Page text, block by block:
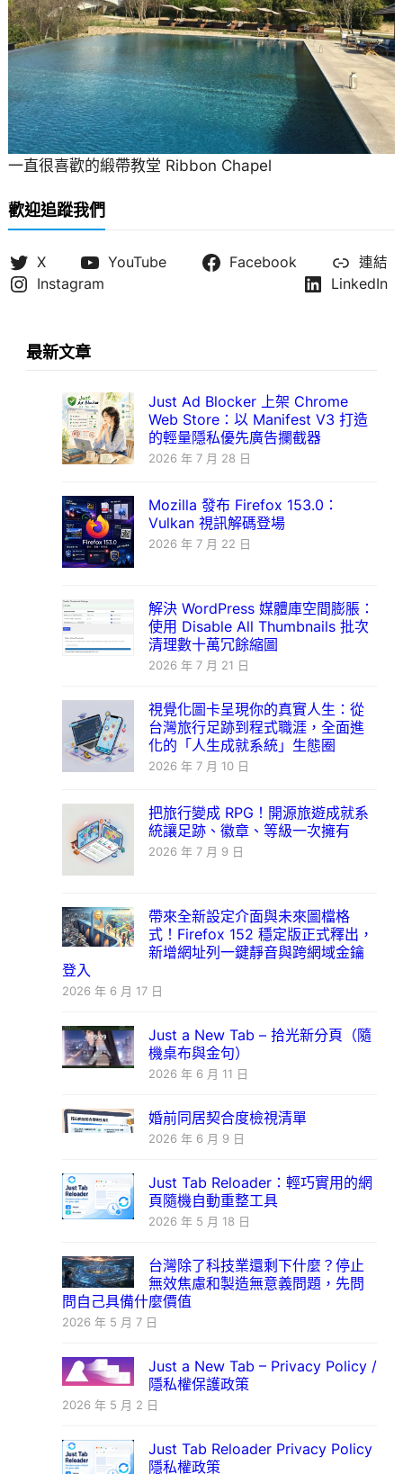
一直很喜歡的緞帶教堂 Ribbon Chapel
歡迎追蹤我們
X YouTube Facebook
連結
Instagram
LinkedIn
最新文章
Just Ad Blocker 上架 Chrome
Web Store：以 Manifest V3 打造
的輕量隱私優先廣告攔截器
2026 年 7 月 28 日
Mozilla 發布 Firefox 153.0：
Vulkan 視訊解碼登場
2026 年 7 月 22 日
解決 WordPress 媒體庫空間膨脹：
使用 Disable All Thumbnails 批次
清理數十萬冗餘縮圖
2026 年 7 月 21 日
視覺化圖卡呈現你的真實人生：從
台灣旅行足跡到程式職涯，全面進
化的「人生成就系統」生態圈
2026 年 7 月 10 日
把旅行變成 RPG！開源旅遊成就系
統讓足跡、徽章、等級一次擁有
2026 年 7 月 9 日
帶來全新設定介面與未來圖檔格
式！Firefox 152 穩定版正式釋出，
新增網址列一鍵靜音與跨網域金鑰
登入
2026 年 6 月 17 日
Just a New Tab – 拾光新分頁（隨
機桌布與金句）
2026 年 6 月 11 日
婚前同居契合度檢視清單
2026 年 6 月 9 日
Just Tab Reloader：輕巧實用的網
頁隨機自動重整工具
2026 年 5 月 18 日
台灣除了科技業還剩下什麼？停止
無效焦慮和製造無意義問題，先問
問自己具備什麼價值
2026 年 5 月 7 日
Just a New Tab – Privacy Policy /
隱私權保護政策
2026 年 5 月 2 日
Just Tab Reloader Privacy Policy
隱私權政策